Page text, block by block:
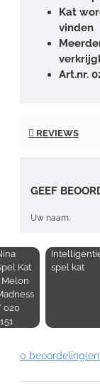
Kat
vinden
Art.nr.
REVIEWS
GEEF
Uw naam:
Note:HTML-
Kat
spel kat
0